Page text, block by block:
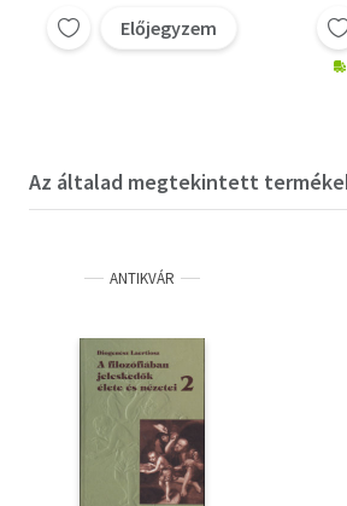
Előjegyzem
Az általad megtekintett
ANTIKVÁR